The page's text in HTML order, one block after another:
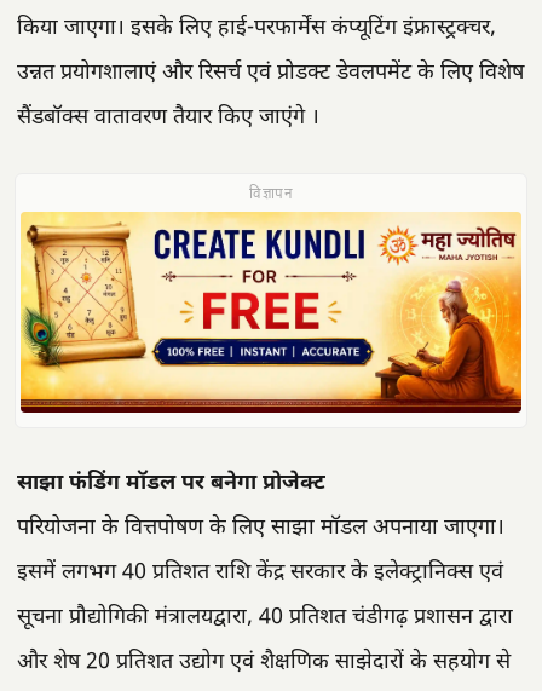
किया जाएगा। इसके लिए हाई-परफार्मेंस कंप्यूटिंग इंफ्रास्ट्रक्चर,
उन्नत प्रयोगशालाएं और रिसर्च एवं प्रोडक्ट डेवलपमेंट के लिए विशेष
सैंडबॉक्स वातावरण तैयार किए जाएंगे ।
विज्ञापन
साझा फंडिंग मॉडल पर बनेगा प्रोजेक्ट
परियोजना के वित्तपोषण के लिए साझा मॉडल अपनाया जाएगा।
इसमें लगभग 40 प्रतिशत राशि केंद्र सरकार के इलेक्ट्रानिक्स एवं
सूचना प्रौद्योगिकी मंत्रालयद्वारा, 40 प्रतिशत चंडीगढ़ प्रशासन द्वारा
और शेष 20 प्रतिशत उद्योग एवं शैक्षणिक साझेदारों के सहयोग से